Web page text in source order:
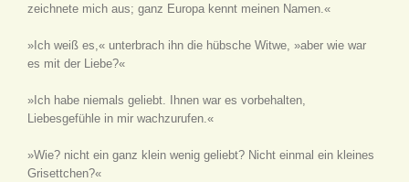
zeichnete mich aus; ganz Europa kennt meinen Namen.«
»Ich weiß es,« unterbrach ihn die hübsche Witwe, »aber wie war
es mit der Liebe?«
»Ich habe niemals geliebt. Ihnen war es vorbehalten,
Liebesgefühle in mir wachzurufen.«
»Wie? nicht ein ganz klein wenig geliebt? Nicht einmal ein kleines
Grisettchen?«